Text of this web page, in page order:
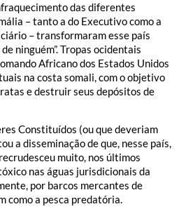
das diferentes
– tanto a do Executivo como a
– transformaram esse país
ninguém”. Tropas ocidentais
Africano dos Estados Unidos
na costa somali, com o objetivo
e destruir seus depósitos de
Constituídos (ou que deveriam
a disseminação de que, nesse país,
muito, nos últimos
nas águas jurisdicionais da
por barcos mercantes de
como a pesca predatória.